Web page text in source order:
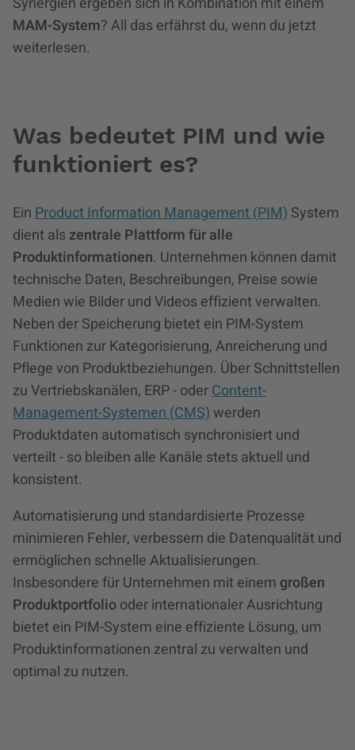
MAM-System? All das erfährst du, wenn du jetzt
weiterlesen.
Was bedeutet PIM und wie
funktioniert es?
EinProduct Information Management (PIM)System
dient alszentrale Plattform für alle
Produktinformationen. Unternehmen können damit
technische Daten, Beschreibungen, Preise sowie
Medien wie Bilder und Videos effizient verwalten.
Neben der Speicherung bietet ein PIM-System
Funktionen zur Kategorisierung, Anreicherung und
Pflege von Produktbeziehungen. Über Schnittstellen
zu Vertriebskanälen, ERP - oderContent-
Management-Systemen (CMS)werden
Produktdaten automatisch synchronisiert und
verteilt - so bleiben alle Kanäle stets aktuell und
konsistent.
Automatisierung und standardisierte Prozesse
minimieren Fehler, verbessern die Datenqualität und
ermöglichen schnelle Aktualisierungen.
Insbesondere für Unternehmen mit einem großen
Produktportfoliooder internationaler Ausrichtung
bietet ein PIM-System eine effiziente Lösung, um
Produktinformationen zentral zu verwalten und
optimal zu nutzen.